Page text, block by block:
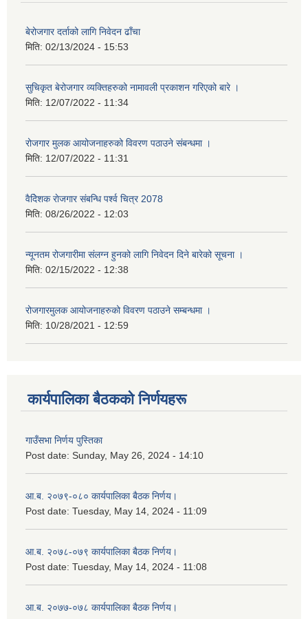
बेरोजगार दर्ताको लागि निवेदन ढाँचा
मिति: 02/13/2024 - 15:53
सुचिकृत बेरोजगार व्यक्तिहरुको नामावली प्रकाशन गरिएको बारे ।
मिति: 12/07/2022 - 11:34
रोजगार मुलक आयोजनाहरुको विवरण पठाउने संबन्धमा ।
मिति: 12/07/2022 - 11:31
वैदेिशक राेजगार संबन्धि पर्श्व चित्र 2078
मिति: 08/26/2022 - 12:03
न्यूनतम रोजगारीमा संलग्न हुनको लागि निवेदन दिने बारेको सूचना ।
मिति: 02/15/2022 - 12:38
रोजगारमुलक आयोजनाहरुको विवरण पठाउने सम्बन्धमा ।
मिति: 10/28/2021 - 12:59
कार्यपालिका बैठकको निर्णयहरू
गाउँसभा निर्णय पुस्तिका
Post date: Sunday, May 26, 2024 - 14:10
आ.ब. २०७९-०८० कार्यपालिका बैठक निर्णय।
Post date: Tuesday, May 14, 2024 - 11:09
आ.ब. २०७८-०७९ कार्यपालिका बैठक निर्णय।
Post date: Tuesday, May 14, 2024 - 11:08
आ.ब. २०७७-०७८ कार्यपालिका बैठक निर्णय।